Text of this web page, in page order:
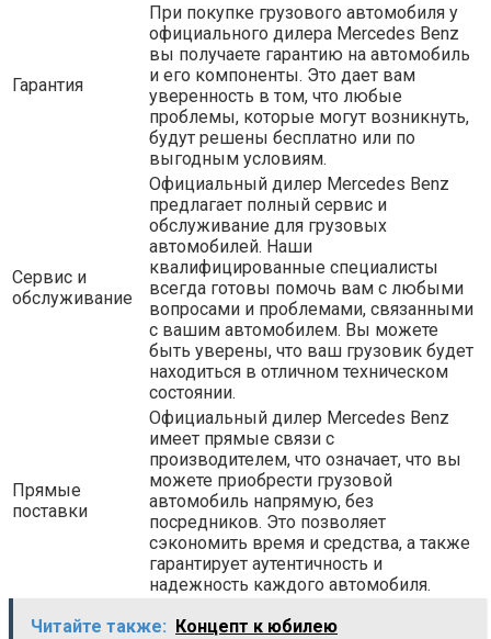
Гарантия
При покупке грузового автомобиля у
официального дилера Mercedes Benz
вы получаете гарантию на автомобиль
и его компоненты. Это дает вам
уверенность в том, что любые
проблемы, которые могут возникнуть,
будут решены бесплатно или по
выгодным условиям.
Сервис и
обслуживание
Официальный дилер Mercedes Benz
предлагает полный сервис и
обслуживание для грузовых
автомобилей. Наши
квалифицированные специалисты
всегда готовы помочь вам с любыми
вопросами и проблемами, связанными
с вашим автомобилем. Вы можете
быть уверены, что ваш грузовик будет
находиться в отличном техническом
состоянии.
Прямые
поставки
Официальный дилер Mercedes Benz
имеет прямые связи с
производителем, что означает, что вы
можете приобрести грузовой
автомобиль напрямую, без
посредников. Это позволяет
сэкономить время и средства, а также
гарантирует аутентичность и
надежность каждого автомобиля.
Читайте также:
Концепт к юбилею